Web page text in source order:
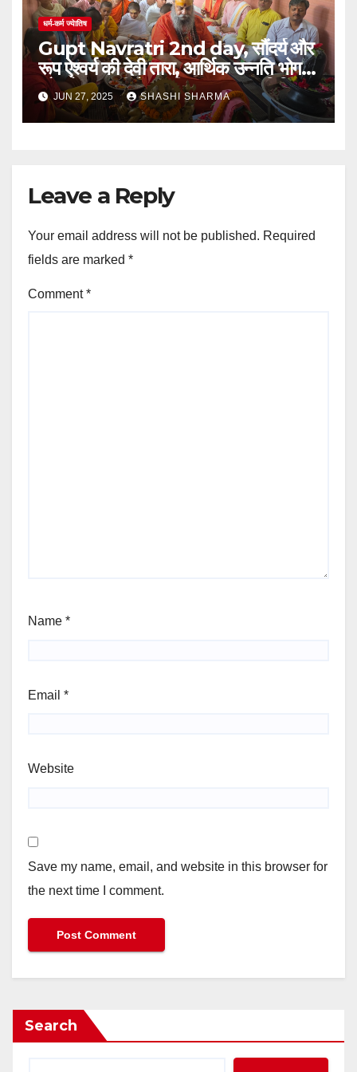
धर्म-कर्म ज्येातिष
Gupt Navratri 2nd day, सौंदर्य और
रूप ऐश्वर्य की देवी तारा, आर्थिक उन्नति भोग
और मोक्ष दायनी हैंः- श्रीमहंत नारायण गिरि
महाराज।
JUN 27, 2025 SHASHI SHARMA
Leave a Reply
Your email address will not be published. Required
fields are marked *
Comment*
Name *
Email *
Website
Save my name, email, and website in this browser for
the next time I comment.
Search